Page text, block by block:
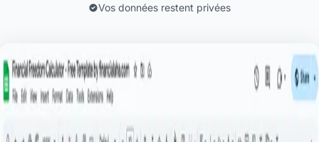
Vos données restent privées